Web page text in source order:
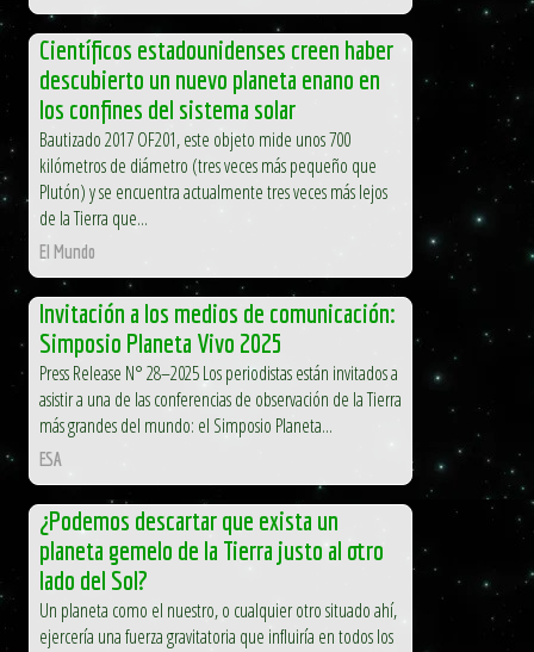
Científicos estadounidenses creen haber
descubierto un nuevo planeta enano en
los confines del sistema solar
Bautizado 2017 OF201, este objeto mide unos 700
kilómetros de diámetro (tres veces más pequeño que
Plutón) y se encuentra actualmente tres veces más lejos
de la Tierra que...
El Mundo
Invitación a los medios de comunicación:
Simposio Planeta Vivo 2025
Press Release N° 28–2025 Los periodistas están invitados a
asistir a una de las conferencias de observación de la Tierra
más grandes del mundo: el Simposio Planeta...
ESA
¿Podemos descartar que exista un
planeta gemelo de la Tierra justo al otro
lado del Sol?
Un planeta como el nuestro, o cualquier otro situado ahí,
ejercería una fuerza gravitatoria que influiría en todos los